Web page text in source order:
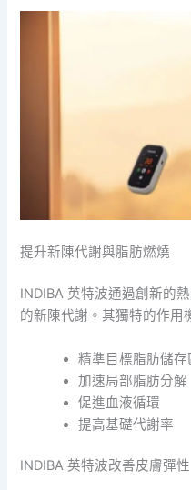
提升新陳代謝與脂肪燃燒
INDIBA 英特波通過創新的
的新陳代謝。其獨特的作用
精準目標脂肪儲存
加速局部脂肪分解
促進血液循環
提高基礎代謝率
INDIBA 英特波改善皮膚彈性